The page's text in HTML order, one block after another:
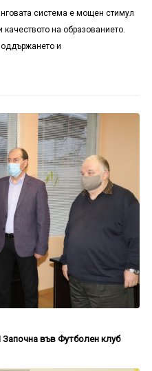
система е мощен стимул
на образованието.
и
във Футболен клуб